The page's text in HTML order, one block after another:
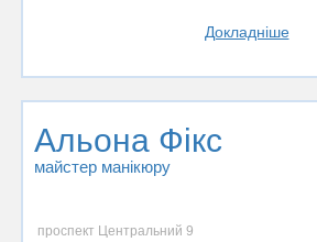
Докладніше
Альона Фікс
майстер манікюру
проспект Центральний 9